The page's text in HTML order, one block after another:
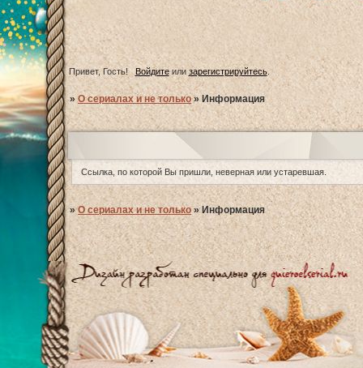
Привет, Гость! Войдитеилизарегистрируйтесь.
»О сериалах и не только »Информация
Ссылка, по которой Вы пришли, неверная или устаревшая.
»О сериалах и не только »Информация